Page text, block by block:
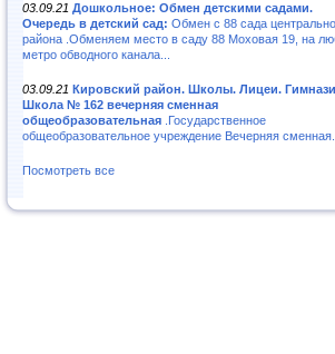
03.09.21 Дошкольное: Обмен детскими садами.
Очередь в детский сад: Обмен с 88 сада
района .Обменяем место в саду 88 Моховая 19, на
метро обводного канала...
03.09.21 Кировский район. Школы. Лицеи.
Школа № 162 вечерняя сменная
общеобразовательная .Государственное
общеобразовательное учреждение Вечерняя сменная..
Посмотреть все